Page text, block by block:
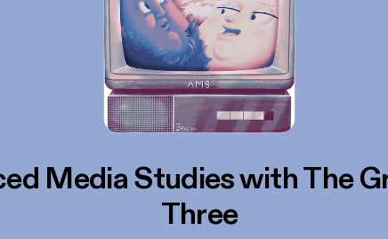
Media Studies with The
Three